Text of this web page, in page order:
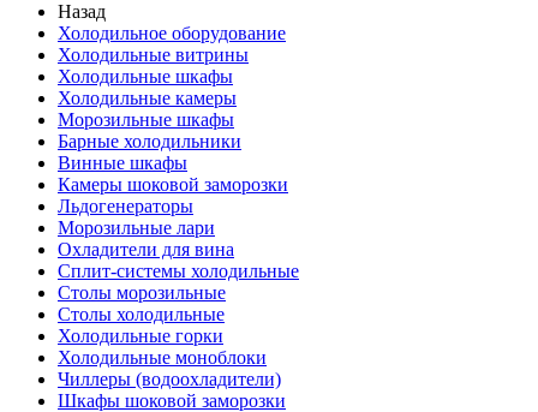
Назад
Холодильное оборудование
Холодильные витрины
Холодильные шкафы
Холодильные камеры
Морозильные шкафы
Барные холодильники
Винные шкафы
Камеры шоковой заморозки
Льдогенераторы
Морозильные лари
Охладители для вина
Сплит-системы холодильные
Столы морозильные
Столы холодильные
Холодильные горки
Холодильные моноблоки
Чиллеры (водоохладители)
Шкафы шоковой заморозки